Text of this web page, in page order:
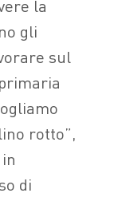
la
gli
sul
rotto”,
di